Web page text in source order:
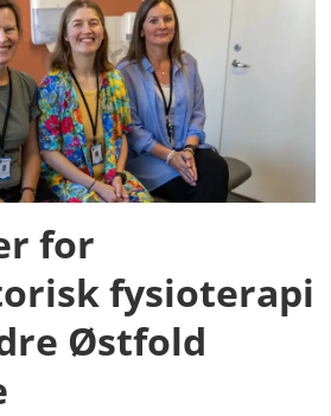
for
fysioterapi
Østfold